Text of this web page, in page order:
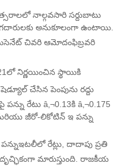
నాల్గవసారి సర్దుబాటు
అనుకూలంగా ఉంటాయి.
సెనేట్ చివరి ఆమోదంఫిబ్రవరి
నిర్ణయించిన స్థాయికి
చేసిన పెంపును రద్దు
రేటు â‚¬0.13కి â‚¬0.175
మరియు జీరో-లికోటిన్ ఇ పన్ను
ఇటలీలో రేట్లు, దాదాపు ప్రతి
మారుస్తుంది. రాజకీయ